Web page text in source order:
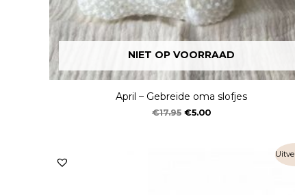
NIET OP VOORRAAD
April – Gebreide oma slofjes
€17.95 €5.00